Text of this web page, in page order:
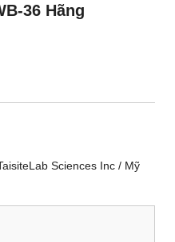
36 Hãng
Sciences Inc / Mỹ